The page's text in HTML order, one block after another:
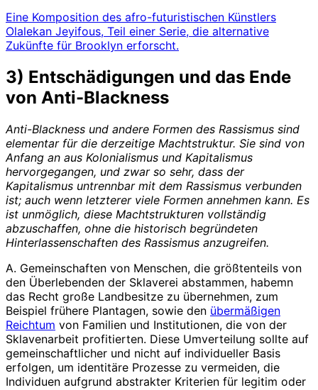
Eine Komposition des afro-futuristischen Künstlers
Olalekan Jeyifous, Teil einer Serie, die alternative
Zukünfte für Brooklyn erforscht.
3) Entschädigungen und das Ende
von Anti-Blackness
Anti-Blackness und andere Formen des Rassismus sind
elementar für die derzeitige Machtstruktur. Sie sind von
Anfang an aus Kolonialismus und Kapitalismus
hervorgegangen, und zwar so sehr, dass der
Kapitalismus untrennbar mit dem Rassismus verbunden
ist; auch wenn letzterer viele Formen annehmen kann. Es
ist unmöglich, diese Machtstrukturen vollständig
abzuschaffen, ohne die historisch begründeten
Hinterlassenschaften des Rassismus anzugreifen.
A. Gemeinschaften von Menschen, die größtenteils von
den Überlebenden der Sklaverei abstammen, habemn
das Recht große Landbesitze zu übernehmen, zum
Beispiel frühere Plantagen, sowie den übermäßigen
Reichtum von Familien und Institutionen, die von der
Sklavenarbeit profitierten. Diese Umverteilung sollte auf
gemeinschaftlicher und nicht auf individueller Basis
erfolgen, um identitäre Prozesse zu vermeiden, die
Individuen aufgrund abstrakter Kriterien für legitim oder